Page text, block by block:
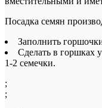
Посадка семян
Заполнить
Сделать в горшках
1-2 семечки.
;
;